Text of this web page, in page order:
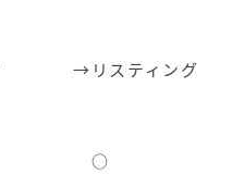
→リスティング
○